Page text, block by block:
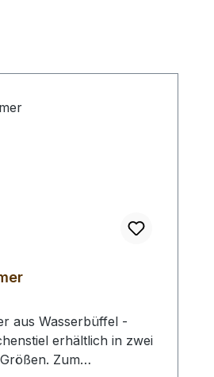
aus Wasserbüffel -
erhältlich in zwei
Zum